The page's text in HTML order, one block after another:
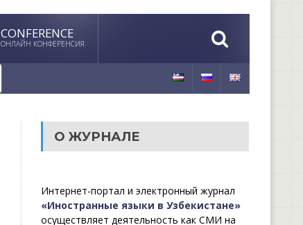
CONFERENCE
ОНЛАЙН КОНФЕРЕНСИЯ
О ЖУРНАЛЕ
Интернет-портал и электронный журнал
«Иностранные языки в Узбекистане»
осуществляет деятельность как СМИ на